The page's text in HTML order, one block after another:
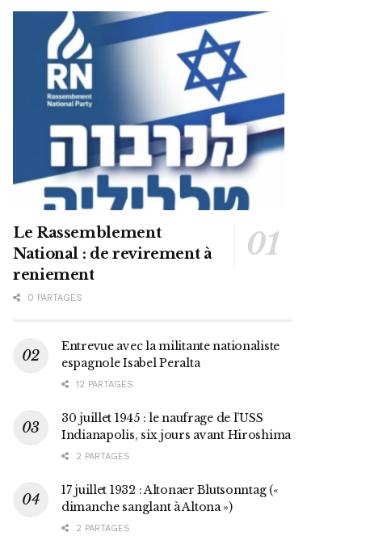
Le Rassemblement
National : de revirement à
reniement
0 PARTAGES
Entrevue avec la militante nationaliste
espagnole Isabel Peralta
12 PARTAGES
30 juillet 1945 : le naufrage de l’USS
Indianapolis, six jours avant Hiroshima
2 PARTAGES
17 juillet 1932 : Altonaer Blutsonntag («
dimanche sanglant à Altona »)
2 PARTAGES